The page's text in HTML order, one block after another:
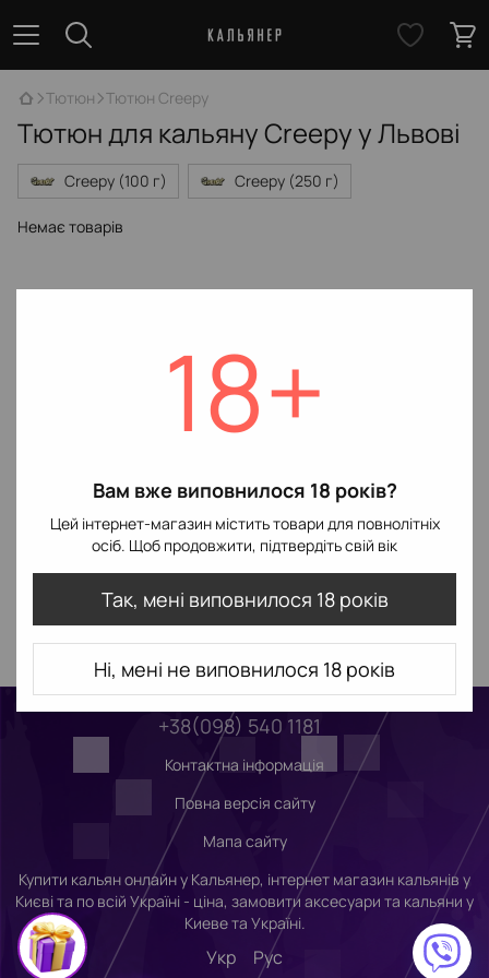
18+
Вам вже виповнилося 18 років?
Цей інтернет-магазин містить товари для повнолітніх
осіб. Щоб продовжити, підтвердіть свій вік
Так, мені виповнилося 18 років
Ні, мені не виповнилося 18 років
Тютюн Тютюн Creepy
Тютюн для кальяну Creepy у Львові
Creepy (100 г) Creepy (250 г)
Немає товарів
+38(098) 540 1181
Контактна інформація
Повна версія сайту
Мапа сайту
Купити кальян онлайн у Кальянер, інтернет магазин кальянів у
Києві та по всій Україні - ціна, замовити аксесуари та кальяни у
Киеве та Україні.
Укр Рус